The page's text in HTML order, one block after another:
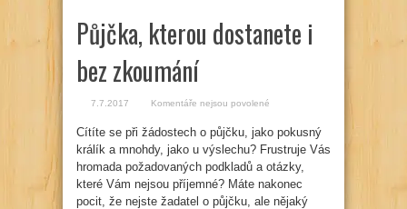
Půjčka, kterou dostanete i
bez zkoumání
7.7.2017 Komentáře nejsou povolené
názvem
Půjčka,
kterou
dostanete
i
bez
Cítíte se při žádostech o půjčku, jako pokusný
králík a mnohdy, jako u výslechu? Frustruje Vás
hromada požadovaných podkladů a otázky,
které Vám nejsou příjemné? Máte nakonec
pocit, že nejste žadatel o půjčku, ale nějaký